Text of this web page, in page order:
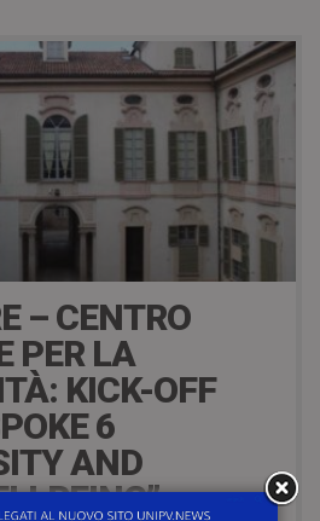
– CENTRO
PER LA
KICK-OFF
6
AND